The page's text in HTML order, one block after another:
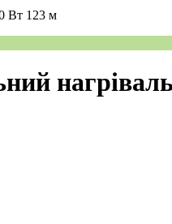
Вт 123 м